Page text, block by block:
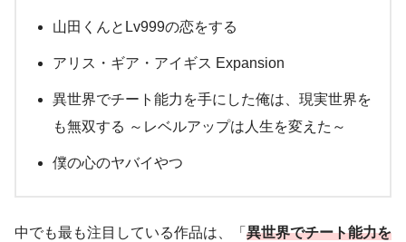
山田くんとLv999の恋をする
アリス・ギア・アイギス Expansion
異世界でチート能力を手にした俺は、現実世界を
も無双する ～レベルアップは人生を変えた～
僕の心のヤバイやつ
中でも最も注目している作品は、「 異世界でチート能力を